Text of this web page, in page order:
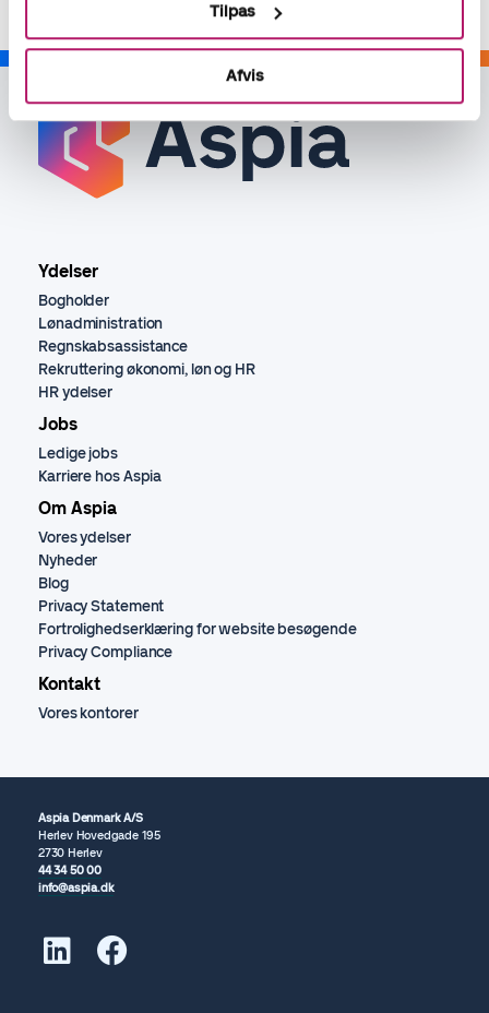
Tilpas
Afvis
Ydelser
Bogholder
Lønadministration
Regnskabsassistance
Rekruttering økonomi, løn og HR
HR ydelser
Jobs
Ledige jobs
Karriere hos Aspia
Om Aspia
Vores ydelser
Nyheder
Blog
Privacy Statement
Fortrolighedserklæring for website besøgende
Privacy Compliance
Kontakt
Vores kontorer
Aspia Denmark A/S
Herlev Hovedgade 195
2730 Herlev
44 34 50 00
info@aspia.dk